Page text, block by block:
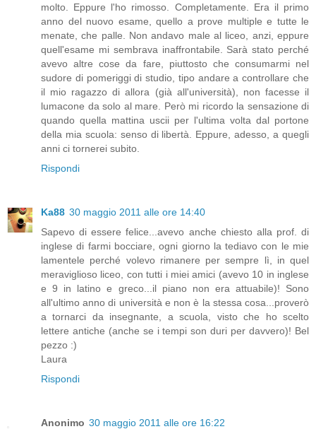
molto. Eppure l'ho rimosso. Completamente. Era il primo
anno del nuovo esame, quello a prove multiple e tutte le
menate, che palle. Non andavo male al liceo, anzi, eppure
quell'esame mi sembrava inaffrontabile. Sarà stato perché
avevo altre cose da fare, piuttosto che consumarmi nel
sudore di pomeriggi di studio, tipo andare a controllare che
il mio ragazzo di allora (già all'università), non facesse il
lumacone da solo al mare. Però mi ricordo la sensazione di
quando quella mattina uscii per l'ultima volta dal portone
della mia scuola: senso di libertà. Eppure, adesso, a quegli
anni ci tornerei subito.
Rispondi
Ka88 30 maggio 2011 alle ore 14:40
Sapevo di essere felice...avevo anche chiesto alla prof. di
inglese di farmi bocciare, ogni giorno la tediavo con le mie
lamentele perché volevo rimanere per sempre lì, in quel
meraviglioso liceo, con tutti i miei amici (avevo 10 in inglese
e 9 in latino e greco...il piano non era attuabile)! Sono
all'ultimo anno di università e non è la stessa cosa...proverò
a tornarci da insegnante, a scuola, visto che ho scelto
lettere antiche (anche se i tempi son duri per davvero)! Bel
pezzo :)
Laura
Rispondi
Anonimo 30 maggio 2011 alle ore 16:22